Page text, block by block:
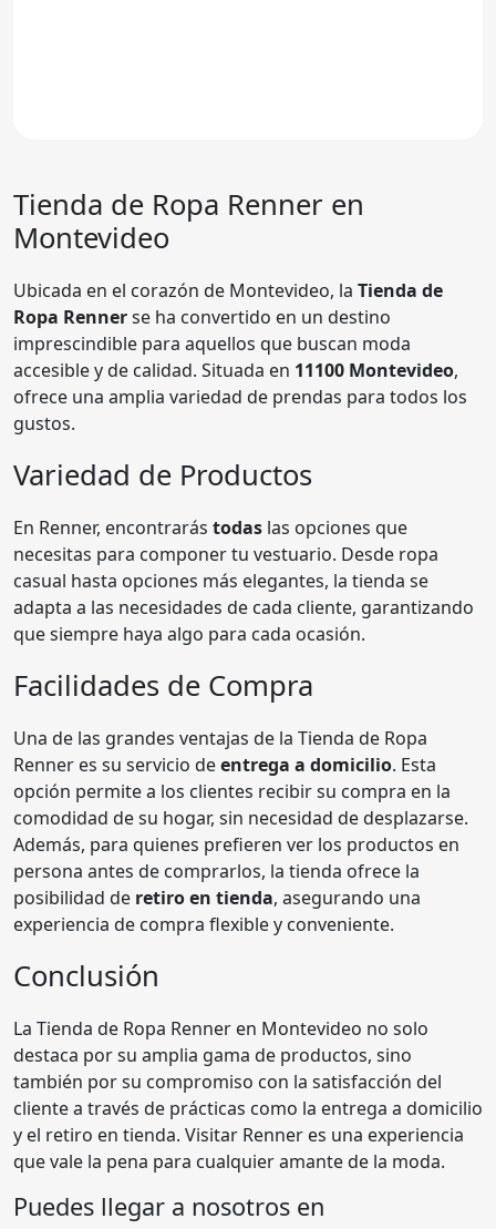
Tienda de Ropa Renner en
Montevideo
Ubicada en el corazón de Montevideo, la Tienda de
Ropa Rennerse ha convertido en un destino
imprescindible para aquellos que buscan moda
accesible y de calidad. Situada en 11100 Montevideo,
ofrece una amplia variedad de prendas para todos los
gustos.
Variedad de Productos
En Renner, encontrarás todas las opciones que
necesitas para componer tu vestuario. Desde ropa
casual hasta opciones más elegantes, la tienda se
adapta a las necesidades de cada cliente, garantizando
que siempre haya algo para cada ocasión.
Facilidades de Compra
Una de las grandes ventajas de la Tienda de Ropa
Renner es su servicio deentrega a domicilio. Esta
opción permite a los clientes recibir su compra en la
comodidad de su hogar, sin necesidad de desplazarse.
Además, para quienes prefieren ver los productos en
persona antes de comprarlos, la tienda ofrece la
posibilidad de retiro en tienda, asegurando una
experiencia de compra flexible y conveniente.
Conclusión
La Tienda de Ropa Renner en Montevideo no solo
destaca por su amplia gama de productos, sino
también por su compromiso con la satisfacción del
cliente a través de prácticas como la entrega a domicilio
y el retiro en tienda. Visitar Renner es una experiencia
que vale la pena para cualquier amante de la moda.
Puedes llegar a nosotros en